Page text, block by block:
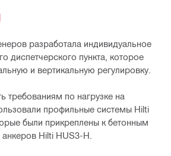
разработала индивидуальное
диспетчерского пункта, которое
и вертикальную регулировку.
требованиям по нагрузке на
профильные системы Hilti
были прикреплены к бетонным
Hilti HUS3-H.